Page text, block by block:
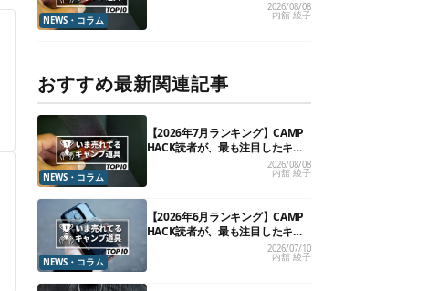
NEWS・コラム
2026/08/08
内舘 綾子
おすすめ最新関連記事
NEWS・コラム
【2026年7月ランキング】CAMP
HACK読者が、最も注目したキャ
2026/08/08
内舘 綾子
NEWS・コラム
【2026年6月ランキング】CAMP
HACK読者が、最も注目したキャ
2026/07/10
内舘 綾子